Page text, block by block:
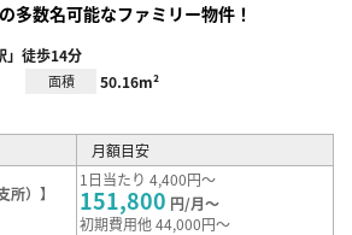
多数名可能なファミリー物件！
」徒歩14分
面積 50.16m²
月額目安
）】
1日当たり 4,400円～
151,800 円/月～
初期費用他 44,000円～